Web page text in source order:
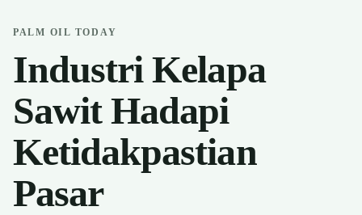
PALM OIL TODAY
Industri Kelapa
Sawit Hadapi
Ketidakpastian
Pasar